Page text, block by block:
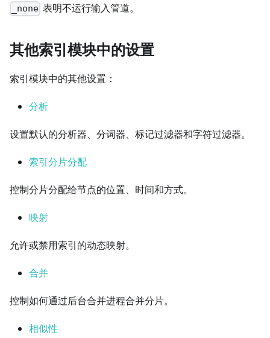
_none 表明不运行输入管道。
其他索引模块中的设置
索引模块中的其他设置：
分析
设置默认的分析器、分词器、标记过滤器和字符过滤器。
索引分片分配
控制分片分配给节点的位置、时间和方式。
映射
允许或禁用索引的动态映射。
合并
控制如何通过后台合并进程合并分片。
相似性